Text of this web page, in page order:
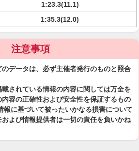
1:23.3(11.1)
1:35.3(12.0)
注意事項
データは、必ず主催者発行のものと照合
されている情報の内容に関しては万全を
容の正確性および安全性を保証するもの
報に基づいて被ったいかなる損害について
よび情報提供者は一切の責任を負いかね